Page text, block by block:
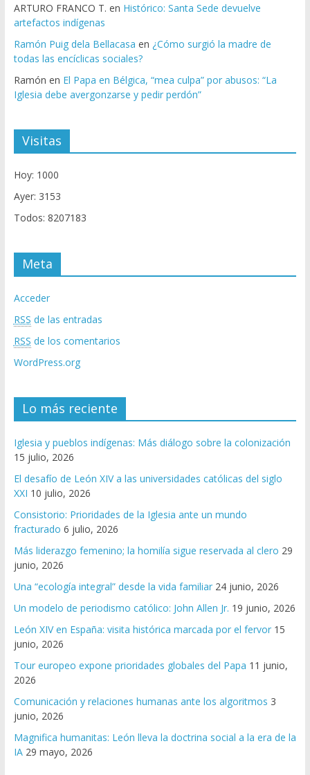
ARTURO FRANCO T. en Histórico: Santa Sede devuelve
artefactos indígenas
Ramón Puig dela Bellacasa en ¿Cómo surgió la madre de
todas las encíclicas sociales?
Ramón en El Papa en Bélgica, “mea culpa” por abusos: “La
Iglesia debe avergonzarse y pedir perdón”
Visitas
Hoy: 1000
Ayer: 3153
Todos: 8207183
Meta
Acceder
RSS de las entradas
RSS de los comentarios
WordPress.org
Lo más reciente
Iglesia y pueblos indígenas: Más diálogo sobre la colonización
15 julio, 2026
El desafío de León XIV a las universidades católicas del siglo
XXI 10 julio, 2026
Consistorio: Prioridades de la Iglesia ante un mundo
fracturado 6 julio, 2026
Más liderazgo femenino; la homilía sigue reservada al clero 29
junio, 2026
Una “ecología integral” desde la vida familiar 24 junio, 2026
Un modelo de periodismo católico: John Allen Jr. 19 junio, 2026
León XIV en España: visita histórica marcada por el fervor 15
junio, 2026
Tour europeo expone prioridades globales del Papa 11 junio,
2026
Comunicación y relaciones humanas ante los algoritmos 3
junio, 2026
Magnifica humanitas: León lleva la doctrina social a la era de la
IA 29 mayo, 2026